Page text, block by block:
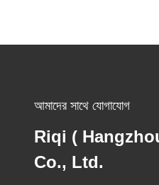
আমাদের সাথে যোগাযোগ
Riqi (
Co., Ltd.